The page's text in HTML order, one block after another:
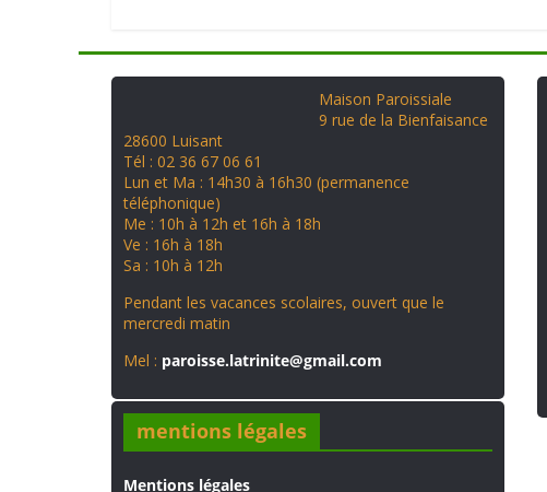
Maison Paroissiale
9 rue de la Bienfaisance
28600 Luisant
Tél : 02 36 67 06 61
Lun et Ma : 14h30 à 16h30 (permanence
téléphonique)
Me : 10h à 12h et 16h à 18h
Ve : 16h à 18h
Sa : 10h à 12h
Pendant les vacances scolaires, ouvert que le
mercredi matin
Mel : paroisse.latrinite@gmail.com
mentions légales
Mentions légales